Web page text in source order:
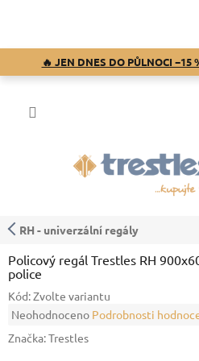
🔥 JEN DNES DO PŮLNOCI −15
RH - univerzální regály
Policový regál Trestles RH
police
Kód:Zvolte variantu
Průměrné
produktu
Neohodnoceno Podrobnosti
Značka:Trestles